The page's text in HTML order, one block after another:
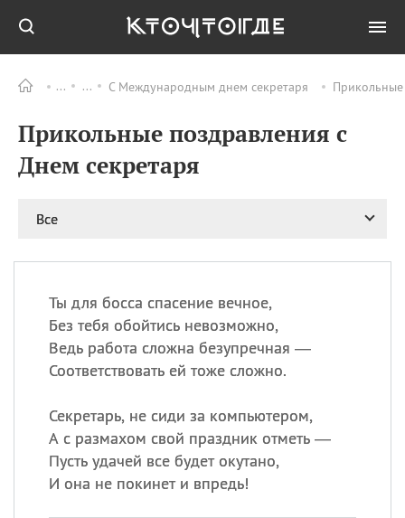
С Международным днем секретаря Прикольные
Прикольные поздравления с
Днем секретаря
Все
Ты для босса спасение вечное,
Без тебя обойтись невозможно,
Ведь работа сложна безупречная —
Соответствовать ей тоже сложно.
Секретарь, не сиди за компьютером,
А с размахом свой праздник отметь —
Пусть удачей все будет окутано,
И она не покинет и впредь!
ПРАЗДНИКИ Все
08.08 День «Счастье
случается» (Happiness
великомученика
покровителя всех
врачей и целителя
больных
09.08 День книголюбов (Book
ИМЕНА
Сегодня празднуют именины